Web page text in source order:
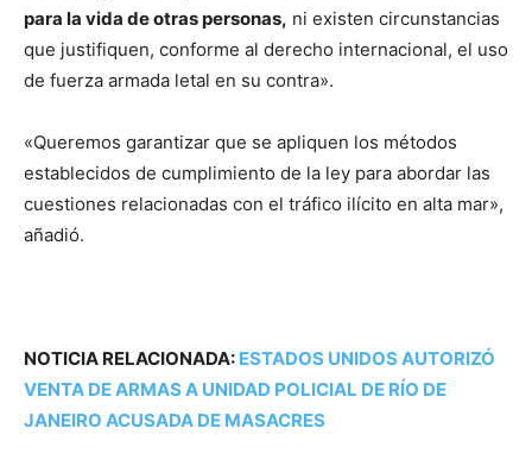
para la vida de otras personas, ni existen circunstancias
que justifiquen, conforme al derecho internacional, el uso
de fuerza armada letal en su contra».
«Queremos garantizar que se apliquen los métodos
establecidos de cumplimiento de la ley para abordar las
cuestiones relacionadas con el tráfico ilícito en alta mar»,
añadió.
NOTICIA RELACIONADA: ESTADOS UNIDOS AUTORIZÓ
VENTA DE ARMAS A UNIDAD POLICIAL DE RÍO DE
JANEIRO ACUSADA DE MASACRES